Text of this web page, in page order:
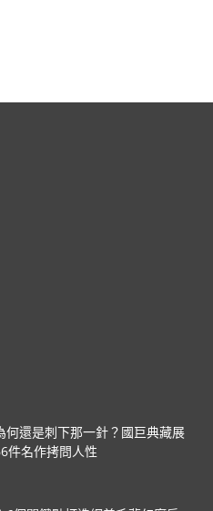
何還是刺下那一針？國巨典藏展
件名作拷問人性